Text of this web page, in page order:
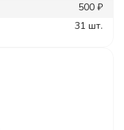
500 ₽
31 шт.